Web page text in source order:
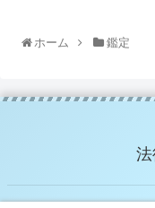
ホーム 鑑定
法